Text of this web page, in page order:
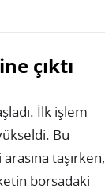
çıktı
İlk işlem
Bu
taşırken,
borsadaki